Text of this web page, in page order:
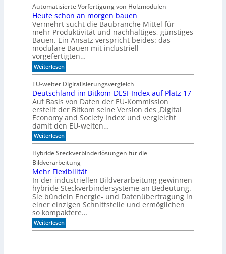
k
?
u
f
S
c
h
i
e
n
e
n
i
n
s
c
h
l
i
f
f
i
m
A
k
u
s
t
i
k
p
a
n
e
e
l
Automatisierte Vorfertigung von Holzmodulen
Heute schon an morgen bauen
Vermehrt sucht die Baubranche Mittel für
mehr Produktivität und nachhaltiges, günstiges
Bauen. Ein Ansatz verspricht beides: das
modulare Bauen mit industriell
vorgefertigten…
Weiterlesen:
H
e
u
t
e
s
c
h
o
n
a
n
m
o
r
g
e
n
b
a
u
e
n
EU-weiter Digitalisierungsvergleich
Deutschland im Bitkom-DESI-Index auf Platz 17
Auf Basis von Daten der EU-Kommission
erstellt der Bitkom seine Version des ‚Digital
Economy and Society Index‘ und vergleicht
damit den EU-weiten…
Weiterlesen:
D
u
t
s
c
h
l
a
n
d
i
m
B
Hybride Steckverbinderlösungen für die
Bildverarbeitung
Mehr Flexibilität
In der industriellen Bildverarbeitung gewinnen
hybride Steckverbindersysteme an Bedeutung.
Sie bündeln Energie- und Datenübertragung in
einer einzigen Schnittstelle und ermöglichen
so kompaktere…
Weiterlesen:
M